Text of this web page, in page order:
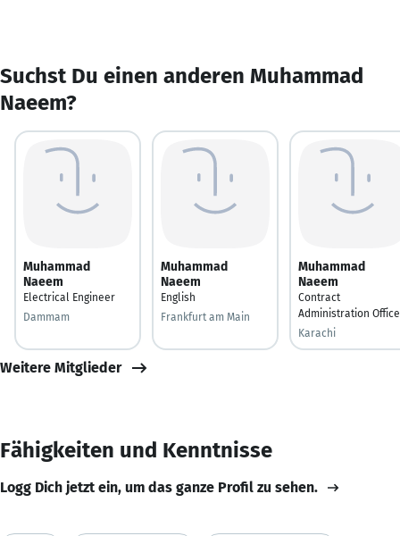
Suchst Du einen anderen Muhammad
Naeem?
Muhammad
Naeem
Electrical Engineer
Dammam
Muhammad
Naeem
English
Frankfurt am Main
Muhammad
Naeem
Contract
Administration
Karachi
Weitere Mitglieder
Fähigkeiten und Kenntnisse
Logg Dich jetzt ein, um das ganze Profil zu sehen.